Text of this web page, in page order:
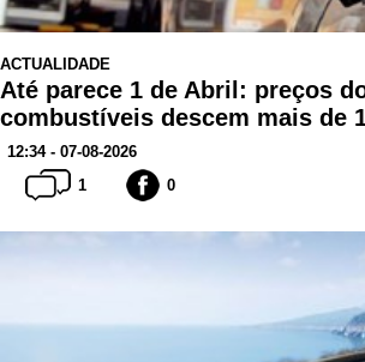
ACTUALIDADE
Até parece 1 de Abril: preços
combustíveis descem mais de
12:34 - 07-08-2026
1
0